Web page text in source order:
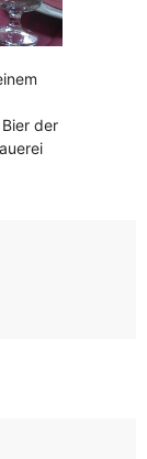
der